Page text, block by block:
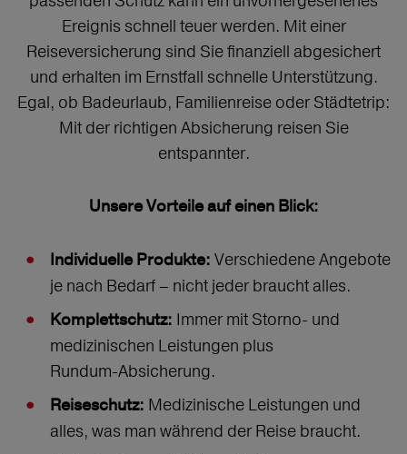
Ereignis schnell teuer werden. Mit einer
Reiseversicherung sind Sie finanziell abgesichert
und erhalten im Ernstfall schnelle Unterstützung.
Egal, ob Badeurlaub, Familienreise oder Städtetrip:
Mit der richtigen Absicherung reisen Sie
entspannter.
Unsere Vorteile auf einen Blick:
Individuelle Produkte: Verschiedene Angebote
je nach Bedarf – nicht jeder braucht alles.
Komplettschutz: Immer mit Storno‑ und
medizinischen Leistungen plus
Rundum‑Absicherung.
Reiseschutz: Medizinische Leistungen und
alles, was man während der Reise braucht.